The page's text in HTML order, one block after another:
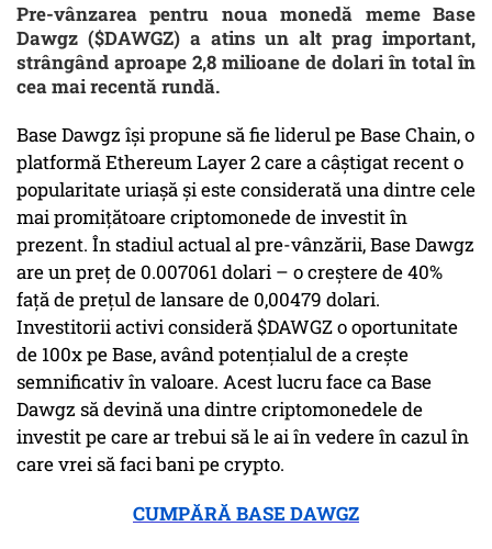
Pre-vânzarea pentru noua monedă meme Base
Dawgz ($DAWGZ) a atins un alt prag important,
strângând aproape 2,8 milioane de dolari în total în
cea mai recentă rundă.
Base Dawgz își propune să fie liderul pe Base Chain, o
platformă Ethereum Layer 2 care a câștigat recent o
popularitate uriașă și este considerată una dintre cele
mai promițătoare criptomonede de investit în
prezent. În stadiul actual al pre-vânzării, Base Dawgz
are un preț de 0.007061 dolari – o creștere de 40%
față de prețul de lansare de 0,00479 dolari.
Investitorii activi consideră $DAWGZ o oportunitate
de 100x pe Base, având potențialul de a crește
semnificativ în valoare. Acest lucru face ca Base
Dawgz să devină una dintre criptomonedele de
investit pe care ar trebui să le ai în vedere în cazul în
care vrei să faci bani pe crypto.
CUMPĂRĂ BASE DAWGZ